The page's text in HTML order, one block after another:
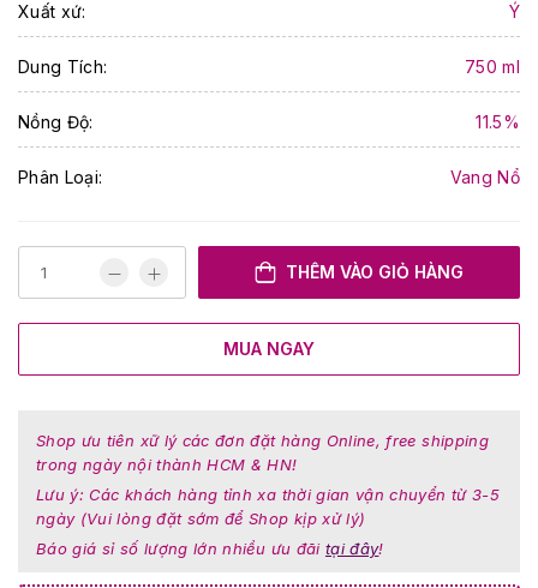
Xuất xứ: Ý
Dung Tích: 750 ml
Nồng Độ: 11.5%
Phân Loại: Vang Nổ
THÊM VÀO GIỎ HÀNG
MUA NGAY
Shop ưu tiên xữ lý các đơn đặt hàng Online, free shipping
trong ngày nội thành HCM & HN!
Lưu ý: Các khách hàng tỉnh xa thời gian vận chuyển từ 3-5
ngày (Vui lòng đặt sớm để Shop kịp xử lý)
Báo giá sỉ số lượng lớn nhiều ưu đãi tại đây!